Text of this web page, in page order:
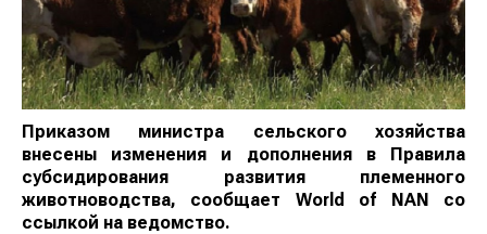
Приказом министра сельского хозяйства
внесены изменения и дополнения в Правила
субсидирования развития племенного
животноводства, сообщает World of NAN
со
ссылкой на ведомство.